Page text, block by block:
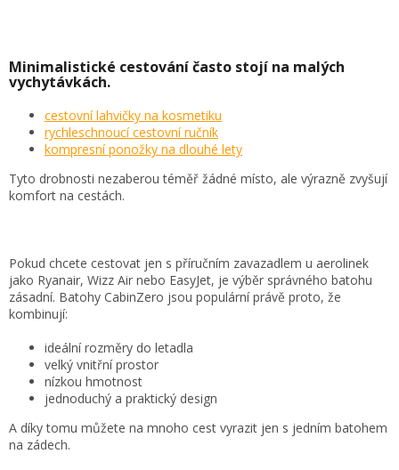
Minimalistické cestování často stojí na malých
vychytávkách.
cestovní lahvičky na kosmetiku
rychleschnoucí cestovní ručník
kompresní ponožky na dlouhé lety
Tyto drobnosti nezaberou téměř žádné místo, ale výrazně zvyšují
komfort na cestách.
Pokud chcete cestovat jen s příručním zavazadlem u aerolinek
jako Ryanair, Wizz Air nebo EasyJet, je výběr správného batohu
zásadní. Batohy CabinZero jsou populární právě proto, že
kombinují:
ideální rozměry do letadla
velký vnitřní prostor
nízkou hmotnost
jednoduchý a praktický design
A díky tomu můžete na mnoho cest vyrazit jen s jedním batohem
na zádech.